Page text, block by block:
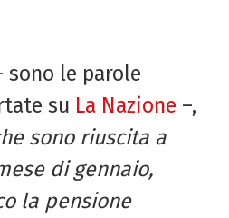
sono le parole
su La Nazione –,
sono riuscita a
di gennaio,
la pensione